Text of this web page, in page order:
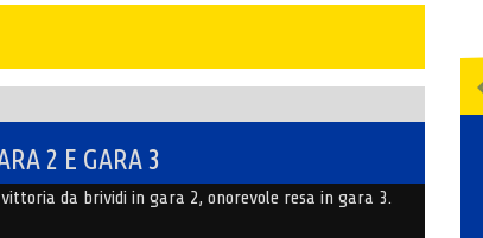
2 E GARA 3
da brividi in gara 2, onorevole resa in gara 3.